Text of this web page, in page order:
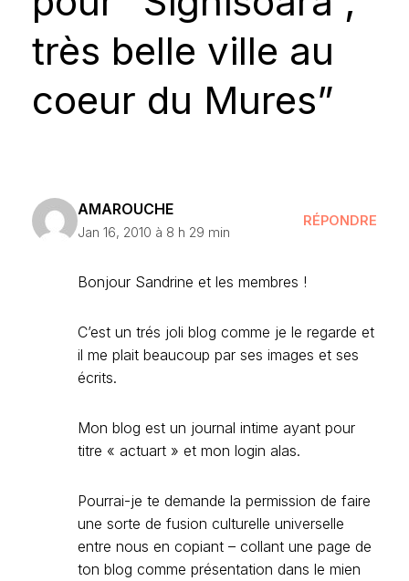
très belle ville au
coeur du Mures”
AMAROUCHE
Jan 16, 2010 à 8 h 29 min
RÉPONDRE
Bonjour Sandrine et les membres !
C’est un trés joli blog comme je le regarde et
il me plait beaucoup par ses images et ses
écrits.
Mon blog est un journal intime ayant pour
titre « actuart » et mon login alas.
Pourrai-je te demande la permission de faire
une sorte de fusion culturelle universelle
entre nous en copiant – collant une page de
ton blog comme présentation dans le mien